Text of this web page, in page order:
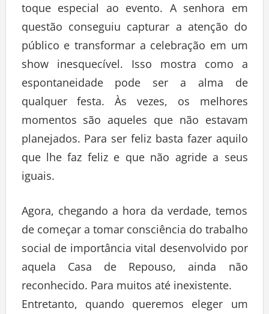
toque especial ao evento. A senhora em
questão conseguiu capturar a atenção do
público e transformar a celebração em um
show inesquecível. Isso mostra como a
espontaneidade pode ser a alma de
qualquer festa. Às vezes, os melhores
momentos são aqueles que não estavam
planejados. Para ser feliz basta fazer aquilo
que lhe faz feliz e que não agride a seus
iguais.
Agora, chegando a hora da verdade, temos
de começar a tomar consciência do trabalho
social de importância vital desenvolvido por
aquela Casa de Repouso, ainda não
reconhecido. Para muitos até inexistente.
Entretanto, quando queremos eleger um